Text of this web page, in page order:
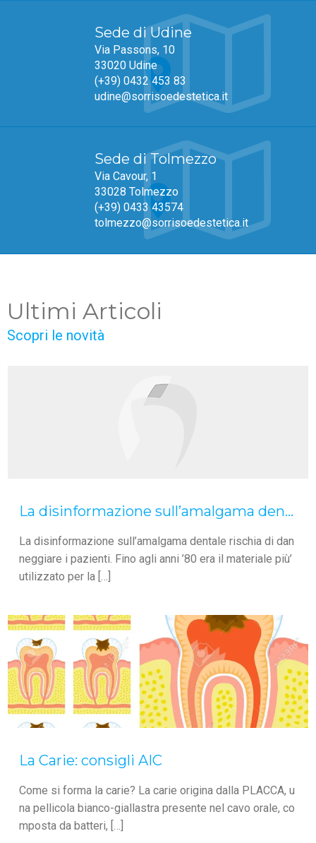
Sede di Udine
Via Passons, 10
33020 Udine
(+39) 0432 453 83
udine@sorrisoedestetica.it
Sede di Tolmezzo
Via Cavour, 1
33028 Tolmezzo
(+39) 0433 43574
tolmezzo@sorrisoedestetica.it
Ultimi Articoli
Scopri le novità
La disinformazione sull’amalgama dentale.
La disinformazione sull’amalgama dentale rischia di dan
neggiare i pazienti. Fino agli anni ’80 era il materiale più’
utilizzato per la […]
La Carie: consigli AIC
Come si forma la carie? La carie origina dalla PLACCA, u
na pellicola bianco-giallastra presente nel cavo orale, co
mposta da batteri, […]